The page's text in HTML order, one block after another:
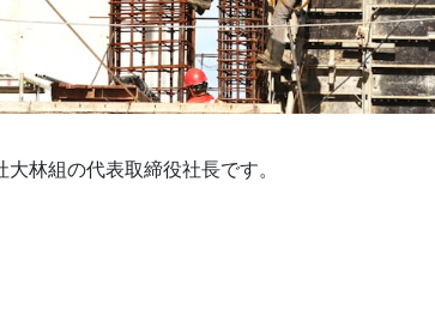
林組の代表取締役社長です。